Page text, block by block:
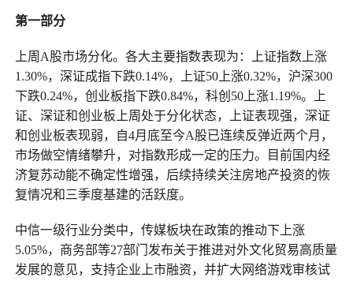
第一部分
上周A股市场分化。各大主要指数表现为：上证指数上涨
1.30%，深证成指下跌0.14%，上证50上涨0.32%，沪深300
下跌0.24%，创业板指下跌0.84%，科创50上涨1.19%。上
证、深证和创业板上周处于分化状态，上证表现强，深证
和创业板表现弱，自4月底至今A股已连续反弹近两个月，
市场做空情绪攀升，对指数形成一定的压力。目前国内经
济复苏动能不确定性增强，后续持续关注房地产投资的恢
复情况和三季度基建的活跃度。
中信一级行业分类中，传媒板块在政策的推动下上涨
5.05%，商务部等27部门发布关于推进对外文化贸易高质量
发展的意见，支持企业上市融资，并扩大网络游戏审核试